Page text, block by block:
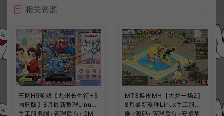
相关资源
三网H5游戏【九州长生衍H5
内购版】8月最新整理Linux
手工服务端+管理后台+GM
MT3换皮MH【大梦一场2】
8月最新整理Linux手工服务
端+源码+管理后台+安卓苹